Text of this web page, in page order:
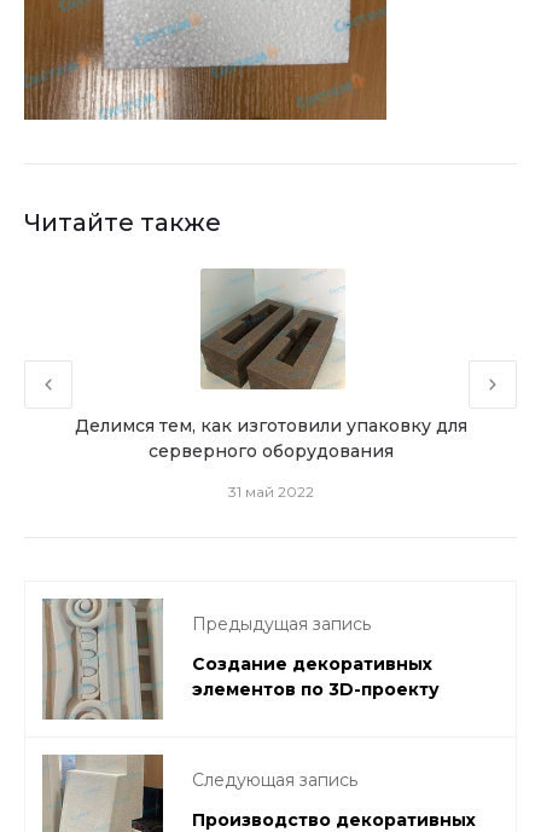
Читайте также
Делимся тем, как изготовили упаковку для
серверного оборудования
31 май 2022
Предыдущая запись
Создание декоративных
элементов по 3D-проекту
Следующая запись
Производство декоративных